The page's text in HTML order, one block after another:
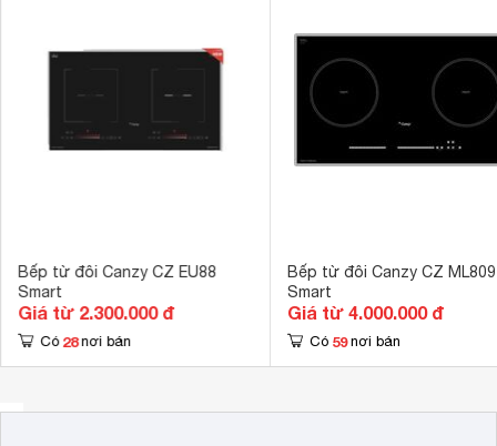
Chỉ sử dụng
Có hẹn giờ
Chức năng
730 x 430 mm
Bếp từ đôi Canzy CZ EU88
Smart
Giá từ 2.300.000 đ
Có 28 nơi bán
Bếp từ đôi Canzy CZ ML809
Smart
Giá từ 4.000.000 đ
Có 59 nơi bán